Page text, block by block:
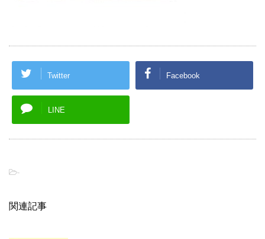
Twitter Facebook
LINE
-
関連記事